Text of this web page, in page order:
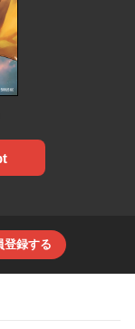
登録する